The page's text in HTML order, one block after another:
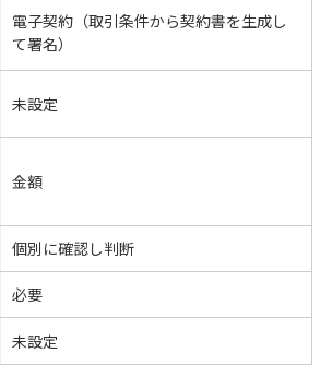
電子契約（取引条件から契約書を生成し
て署名）
未設定
金額
個別に確認し判断
必要
未設定